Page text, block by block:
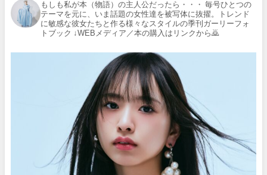
もしも私が本（物語）の主人公だったら・・・
毎号ひとつの
テーマを元に、いま話題の女性達を被写体に抜擢。トレンド
に敏感な彼女たちと作る様々なスタイルの季刊ガーリーフォ
トブック ↓WEBメディア／本の購入はリンクから🙇